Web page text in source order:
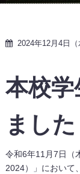
2024年12月4日（
本校
ました
令和6年11月7日（
2024）」において